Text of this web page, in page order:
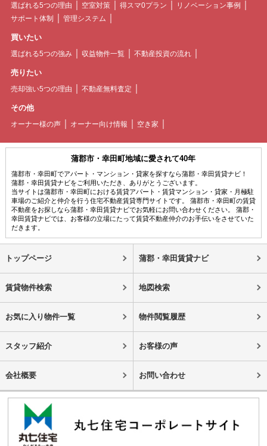
選ばれる5つの理由 空室対策 得スマ0プラン
リノベーション事例
サポート体制
管理システム
買いたい
選ばれる5つの強み 収益物件一覧 不動産投資の流れ
売りたい
売却強い5つの理由 不動産無料査定
その他
オーナー様の声 オーナー向け情報 空き家
蒲郡市・幸田町地域に愛されて40年
蒲郡市・幸田町でアパート・マンション・貸家を探すなら蒲郡・幸田賃貸ナビ！
蒲郡・幸田賃貸ナビをご利用いただき、ありがとうございます。
当サイトは蒲郡市・幸田町における賃貸アパート・賃貸マンション・貸家・月極駐
車場のご紹介と仲介を行う住宅不動産賃貸専門サイトです。 蒲郡市・幸田町の賃貸
不動産をお探しなら蒲郡・幸田賃貸ナビでお気軽にお問い合わせください。 蒲郡・
幸田賃貸ナビでは、お客様の立場にたって賃貸不動産仲介のお手伝いをさせていた
だきます。
トップページ 蒲郡・幸田賃貸ナビ
賃貸物件検索 地図検索
お気に入り物件一覧 物件閲覧履歴
スタッフ紹介 お客様の声
会社概要 お問い合わせ